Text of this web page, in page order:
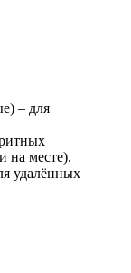
– для
на месте).
удалённых